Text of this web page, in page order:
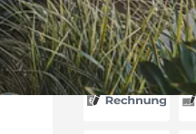
Akzeptierte